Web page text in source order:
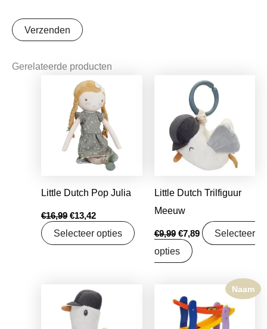
Gerelateerde producten
Little Dutch Pop Julia
€16,99
Oorspronkelijke
prijs
was:
€16,99.
€13,42
prijs
is:
€13,42.
Selecteer opties
Little Dutch Trilfiguur
Meeuw
€9,99
Oorspronkelijke
prijs
was:
€9,99.
€7,89
Huidige
prijs
€7,89.
Selecteer
opties
Oorspronkelijke
prijs
was:
€7,99.
Huidige
prijs
is:
€6,31.
Naam